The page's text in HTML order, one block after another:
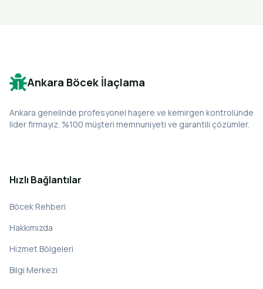
Ankara Böcek İlaçlama
Ankara genelinde profesyonel haşere ve kemirgen kontrolünde
lider firmayız. %100 müşteri memnuniyeti ve garantili çözümler.
Hızlı Bağlantılar
Böcek Rehberi
Hakkımızda
Hizmet Bölgeleri
Bilgi Merkezi